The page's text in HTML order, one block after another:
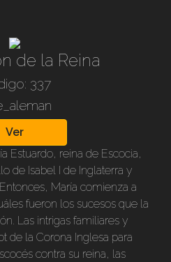
de la Reina
337
Ver
Estuardo, reina de Escocia,
de Isabel I de Inglaterra y
María comienza a
fueron los sucesos que la
Las intrigas familiares y
de la Corona Inglesa para
contra su reina, las